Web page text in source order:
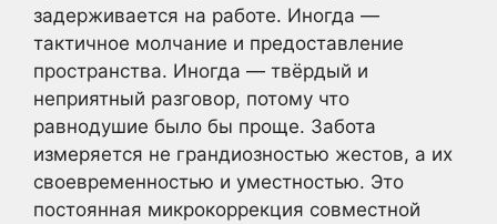
задерживается на работе. Иногда —
тактичное молчание и предоставление
пространства. Иногда — твёрдый и
неприятный разговор, потому что
равнодушие было бы проще. Забота
измеряется не грандиозностью жестов, а их
своевременностью и уместностью. Это
постоянная микрокоррекция совместной